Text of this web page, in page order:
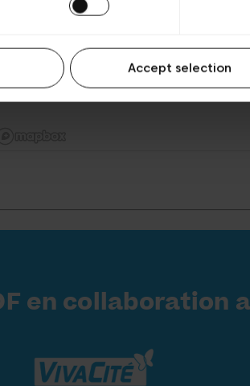
Accept selection
en collaboration